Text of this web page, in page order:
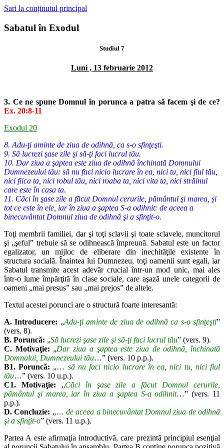
Sari la conținutul principal
Sabatul în Exodul
Studiul 7
Luni , 13 februarie 2012
3. Ce ne spune Domnul în porunca a patra să facem şi de ce?
Ex. 20:8-11
Exodul 20
8. Adu-ţi aminte de ziua de odihnă, ca s-o sfinţeşti.
9. Să lucrezi şase zile şi să-ţi faci lucrul tău.
10. Dar ziua a şaptea este ziua de odihnă închinată Domnului
Dumnezeului tău: să nu faci nicio lucrare în ea, nici tu, nici fiul tău,
nici fiica ta, nici robul tău, nici roaba ta, nici vita ta, nici străinul
care este în casa ta.
11. Căci în şase zile a făcut Domnul cerurile, pământul şi marea, şi
tot ce este în ele, iar în ziua a şaptea S-a odihnit: de aceea a
binecuvântat Domnul ziua de odihnă şi a sfinţit-o.
Toţi membrii familiei, dar şi toţi sclavii şi toate sclavele, muncitorul
şi „şeful” trebuie să se odihnească împreună. Sabatul este un factor
egalizator, un mijloc de eliberare din inechităţile existente în
structura socială. Înaintea lui Dumnezeu, toţi oamenii sunt egali, iar
Sabatul transmite acest adevăr crucial într-un mod unic, mai ales
într-o lume împărţită în clase sociale, care aşază unele categorii de
oameni „mai presus” sau „mai prejos” de altele.
Textul acestei porunci are o structură foarte interesantă:
A. Introducere: „Adu-ţi aminte de ziua de odihnă ca s-o sfinţeşti”
(vers. 8).
B. Poruncă: „Să lucrezi şase zile şi să-ţi faci lucrul tău” (vers. 9).
C. Motivaţie: „Dar ziua a şaptea este ziua de odihnă, închinată
Domnului, Dumnezeului tău…” (vers. 10 p.p.).
B1. Poruncă: „… să nu faci nicio lucrare în ea, nici tu, nici fiul
tău…” (vers. 10 u.p.).
C1. Motivaţie: „Căci în şase zile a făcut Domnul cerurile,
pământul şimarea, iar în ziua a şaptea S-a odihnit…” (vers. 11
p.p.).
D. Concluzie: „… de aceea a binecuvântat Domnul ziua de odihnă
şi a sfinţit-o” (vers. 11 u.p.).
Partea A este afirmaţia introductivă, care prezintă principiul esenţial